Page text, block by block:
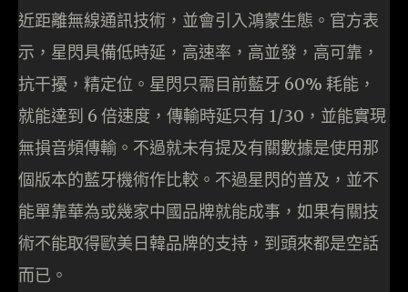
近距離無線通訊技術，並會引入鴻蒙生態。官方表
示，星閃具備低時延，高速率，高並發，高可靠，
抗干擾，精定位。星閃只需目前藍牙 60% 耗能，
就能達到 6 倍速度，傳輸時延只有 1/30，並能實現
無損音頻傳輸。不過就未有提及有關數據是使用那
個版本的藍牙機術作比較。不過星閃的普及，並不
能單靠華為或幾家中國品牌就能成事，如果有關技
術不能取得歐美日韓品牌的支持，到頭來都是空話
而已。